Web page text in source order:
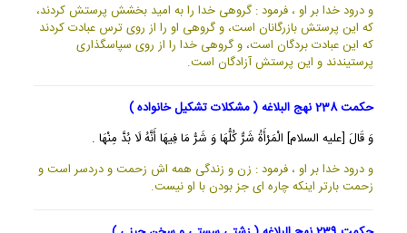
و درود خدا بر او ، فرمود : گروهى خدا را به اميد بخشش پرستش كردند،
كه اين پرستش بازرگانان است، و گروهى او را از روى ترس عبادت كردند
كه اين عبادت بردگان است، و گروهى خدا را از روى سپاسگذارى
پرستيندند و اين پرستش آزادگان است.
حکمت 238 نهج البلاغه ( مشکلات تشکیل خانواده )
وَ قَالَ [عليه السلام] الْمَرْأَةُ شَرٌّ كُلُّهَا وَ شَرُّ مَا فِيهَا أَنَّهُ لَا بُدَّ مِنْهَا .
و درود خدا بر او ، فرمود : زن و زندگى همه اش زحمت و دردسر است و
زحمت بارتر اينكه چاره اى جز بودن با او نيست.